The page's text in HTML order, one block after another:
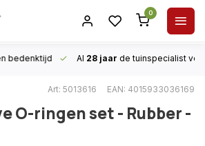
0
bedenktijd Al 28 jaar de tuinspecialist
Art: 5013616 EAN: 4015933036169
O-ringen set - Rubber -